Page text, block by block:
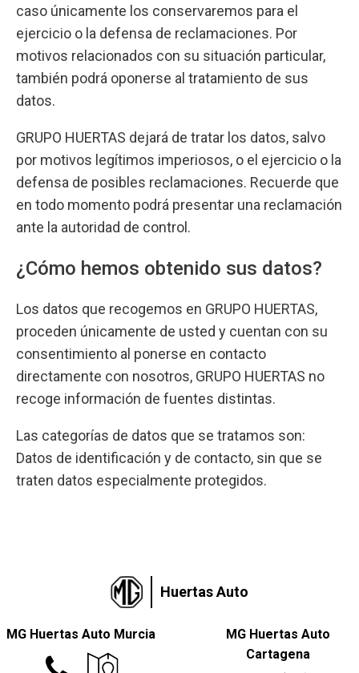
caso únicamente los conservaremos para el
ejercicio o la defensa de reclamaciones. Por
motivos relacionados con su situación particular,
también podrá oponerse al tratamiento de sus
datos.
GRUPO HUERTAS dejará de tratar los datos, salvo
por motivos legítimos imperiosos, o el ejercicio o la
defensa de posibles reclamaciones. Recuerde que
en todo momento podrá presentar una reclamación
ante la autoridad de control.
¿Cómo hemos obtenido sus datos?
Los datos que recogemos en GRUPO HUERTAS,
proceden únicamente de usted y cuentan con su
consentimiento al ponerse en contacto
directamente con nosotros, GRUPO HUERTAS no
recoge información de fuentes distintas.
Las categorías de datos que se tratamos son:
Datos de identificación y de contacto, sin que se
traten datos especialmente protegidos.
Huertas Auto
MG Huertas Auto Murcia
MG Huertas Auto
Cartagena